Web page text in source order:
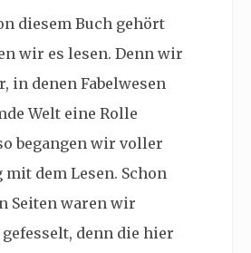
diesem Buch gehört
wir es lesen. Denn wir
in denen Fabelwesen
Welt eine Rolle
begangen wir voller
dem Lesen. Schon
Seiten waren wir
denn die hier